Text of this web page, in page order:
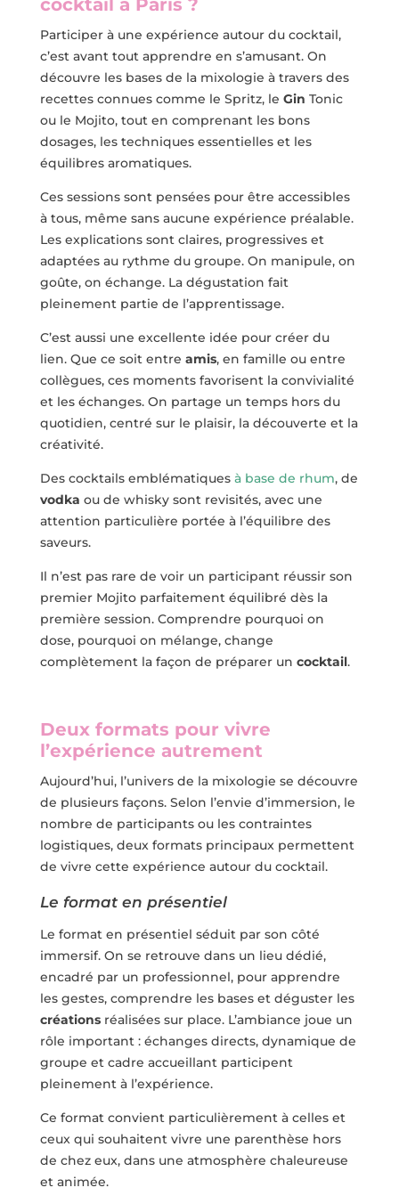
Participer à une expérience autour du cocktail,
c’est avant tout apprendre en s’amusant. On
découvre les bases de la mixologie à travers des
recettes connues comme le Spritz, le Gin Tonic
ou le Mojito, tout en comprenant les bons
dosages, les techniques essentielles et les
équilibres aromatiques.
Ces sessions sont pensées pour être accessibles
à tous, même sans aucune expérience préalable.
Les explications sont claires, progressives et
adaptées au rythme du groupe. On manipule, on
goûte, on échange. La dégustation fait
pleinement partie de l’apprentissage.
C’est aussi une excellente idée pour créer du
lien. Que ce soit entre amis, en famille ou entre
collègues, ces moments favorisent la convivialité
et les échanges. On partage un temps hors du
quotidien, centré sur le plaisir, la découverte et la
créativité.
Des cocktails emblématiques à base de rhum, de
vodka ou de whisky sont revisités, avec une
attention particulière portée à l’équilibre des
saveurs.
Il n’est pas rare de voir un participant réussir son
premier Mojito parfaitement équilibré dès la
première session. Comprendre pourquoi on
dose, pourquoi on mélange, change
complètement la façon de préparer un cocktail.
Deux formats pour vivre
l’expérience autrement
Aujourd’hui, l’univers de la mixologie se découvre
de plusieurs façons. Selon l’envie d’immersion, le
nombre de participants ou les contraintes
logistiques, deux formats principaux permettent
de vivre cette expérience autour du cocktail.
Le format en présentiel
Le format en présentiel séduit par son côté
immersif. On se retrouve dans un lieu dédié,
encadré par un professionnel, pour apprendre
les gestes, comprendre les bases et déguster les
créationsréalisées sur place. L’ambiance joue un
rôle important : échanges directs, dynamique de
groupe et cadre accueillant participent
pleinement à l’expérience.
Ce format convient particulièrement à celles et
ceux qui souhaitent vivre une parenthèse hors
de chez eux, dans une atmosphère chaleureuse
et animée.